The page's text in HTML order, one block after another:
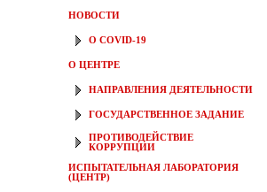
НОВОСТИ
О COVID-19
О ЦЕНТРЕ
НАПРАВЛЕНИЯ ДЕЯТЕЛЬНОСТИ
ГОСУДАРСТВЕННОЕ ЗАДАНИЕ
ПРОТИВОДЕЙСТВИЕ
КОРРУПЦИИ
ИСПЫТАТЕЛЬНАЯ ЛАБОРАТОРИЯ
(ЦЕНТР)